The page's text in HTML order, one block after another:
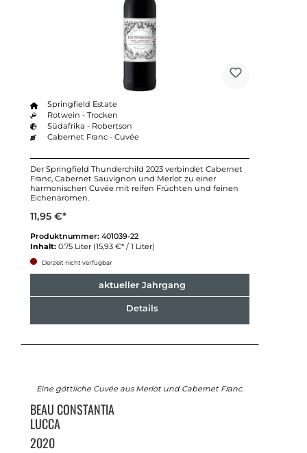
Springfield Estate
Rotwein - Trocken
Südafrika - Robertson
Cabernet Franc - Cuvée
Der Springfield Thunderchild 2023 verbindet Cabernet
Franc, Cabernet Sauvignon und Merlot zu einer
harmonischen Cuvée mit reifen Früchten und feinen
Eichenaromen.
11,95 €*
Produktnummer: 401039-22
Inhalt: 0.75 Liter (15,93 €* / 1 Liter)
Derzeit nicht verfügbar
aktueller Jahrgang
Details
Eine göttliche Cuvée aus Merlot und Cabernet Franc.
BEAU CONSTANTIA
LUCCA
2020